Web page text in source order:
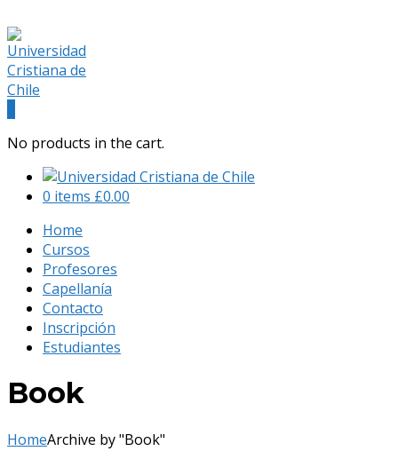
Facebook
Profile
Instagram
Profile
No products in the cart.
0 items £0.00
Home
Cursos
Profesores
Capellanía
Contacto
Inscripción
Estudiantes
Book
HomeArchive by "Book"